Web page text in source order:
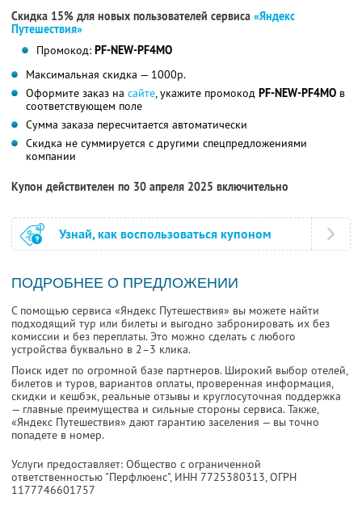
Скидка 15% для новых пользователей сервиса «Яндекс
Путешествия»
Промокод: PF-NEW-PF4MO
Максимальная скидка — 1000р.
Оформите заказ на сайте, укажите промокод PF-NEW-PF4MO в
соответствующем поле
Сумма заказа пересчитается автоматически
Скидка не суммируется с другими спецпредложениями
компании
Купон действителен по 30 апреля 2025 включительно
Узнай, как воспользоваться купоном
ПОДРОБНЕЕ О ПРЕДЛОЖЕНИИ
С помощью сервиса «Яндекс Путешествия» вы можете найти
подходящий тур или билеты и выгодно забронировать их без
комиссии и без переплаты. Это можно сделать с любого
устройства буквально в 2–3 клика.
Поиск идет по огромной базе партнеров. Широкий выбор отелей,
билетов и туров, вариантов оплаты, проверенная информация,
скидки и кешбэк, реальные отзывы и круглосуточная поддержка
— главные преимущества и сильные стороны сервиса. Также,
«Яндекс Путешествия» дают гарантию заселения — вы точно
попадете в номер.
Услуги предоставляет: Общество с ограниченной
ответственностью "Перфлюенс", ИНН 7725380313, ОГРН
1177746601757